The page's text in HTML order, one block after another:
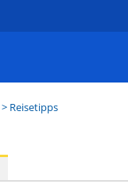
> Reisetipps